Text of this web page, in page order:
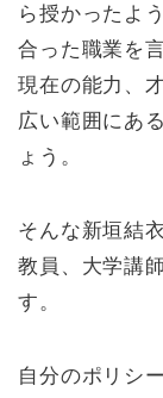
ら授かったよ
合った職業を
現在の能力、
広い範囲にあ
ょう。
そんな新垣結
教員、大学講
す。
自分のポリシ